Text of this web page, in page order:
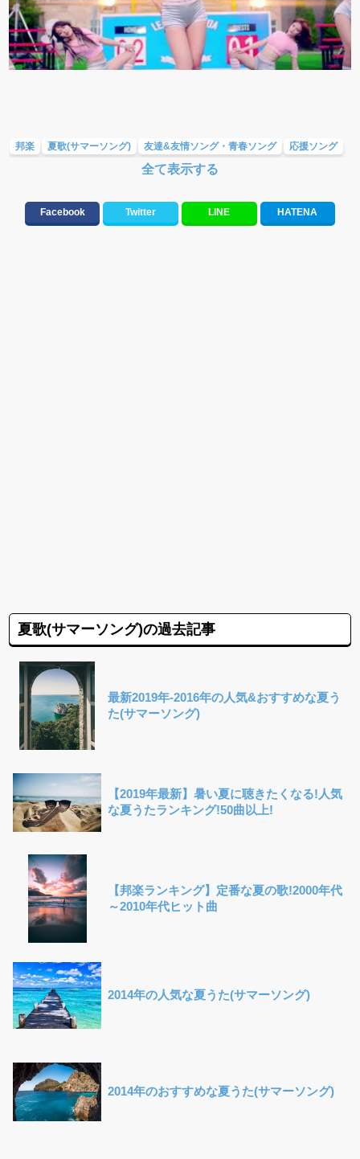
邦楽 夏歌(サマーソング) 友達&友情ソング・青春ソング 応援ソング
テンションが上がる歌&盛り上がる曲
人気曲&おすすめ 10、20代に人気・話題・流行・おすすめな邦楽&洋楽
全て表示する
Facebook Twitter LINE HATENA
夏歌(サマーソング)の過去記事
最新2019年-2016年の人気&おすすめな夏う
た(サマーソング)
【2019年最新】暑い夏に聴きたくなる!人気
な夏うたランキング!50曲以上!
【邦楽ランキング】定番な夏の歌!2000年代
～2010年代ヒット曲
2014年の人気な夏うた(サマーソング)
2014年のおすすめな夏うた(サマーソング)